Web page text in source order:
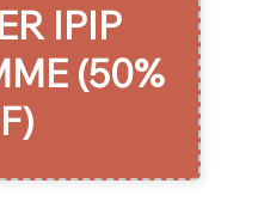
IPIP
(50%